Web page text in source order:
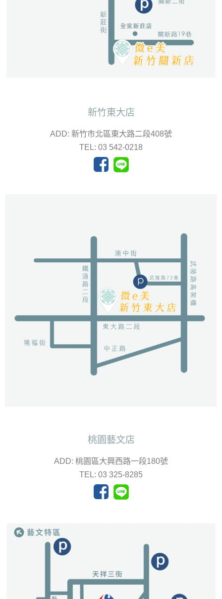
新竹東大店
ADD: 新竹市北區東大路二段408號
TEL: 03 542-0218
桃園藝文店
ADD: 桃園區大興西路一段180號
TEL: 03 325-8285